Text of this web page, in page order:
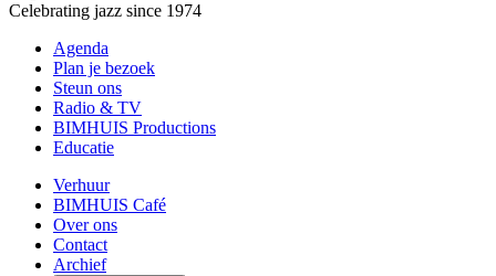
Celebrating jazz since 1974
Agenda
Plan je bezoek
Steun ons
Radio & TV
BIMHUIS Productions
Educatie
Verhuur
BIMHUIS Café
Over ons
Contact
Archief